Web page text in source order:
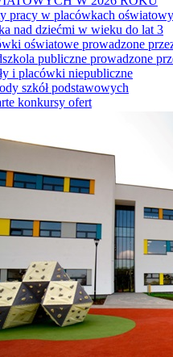
pracy w placówkach
nad dziećmi w wieku do lat 3
oświatowe prowadzone
publiczne prowadzone
i placówki niepubliczne
szkół podstawowych
konkursy ofert